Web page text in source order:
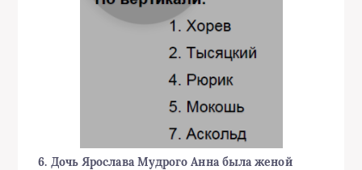
6. Дочь Ярослава Мудрого Анна была женой